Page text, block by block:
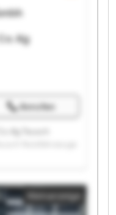
Kg
Anrufen
Gmbh & Co. Kg
Nutzfahrzeuge
Gmbh & Co. Kg
Kg Teusch
Kleinanzeige